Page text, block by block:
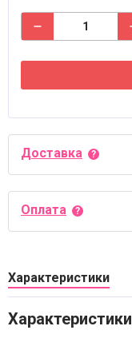
Доставка
Оплата
Характеристики
Характеристики